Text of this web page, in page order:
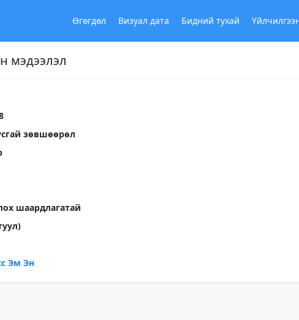
Өгөгдөл Визуал дата Бидний тухай
мэдээлэл
зөвшөөрөл
шаардлагатай
Эм Эн